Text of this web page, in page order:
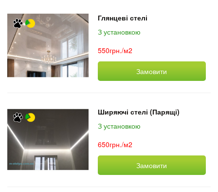
Глянцеві стелі
З установкою
550грн./м2
Замовити
Ширяючі стелі (Парящі)
З установкою
650грн./м2
Замовити